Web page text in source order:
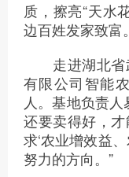
质，擦亮“天水
边百姓发家致富。
走进湖北省
有限公司智能
人。基地负责人
还要卖得好，
求‘农业增效益
努力的方向。”